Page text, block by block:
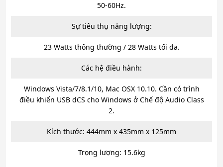
50-60Hz.
Sự tiêu thụ năng lượng:
23 Watts thông thường / 28 Watts tối đa.
Các hệ điều hành:
Windows Vista/7/8.1/10, Mac OSX 10.10. Cần có trình
điều khiển USB dCS cho Windows ở Chế độ Audio Class
2.
Kích thước: 444mm x 435mm x 125mm
Trọng lượng: 15.6kg